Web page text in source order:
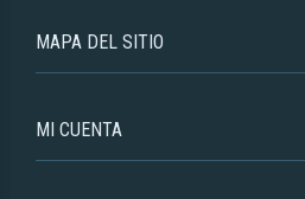
MAPA DEL SITIO
MI CUENTA